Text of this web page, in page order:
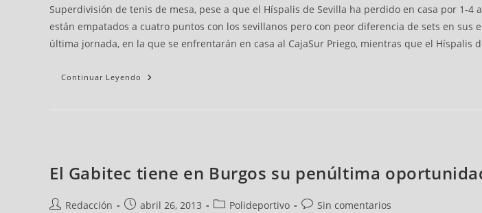
Superdivisión de tenis de mesa, pese a que el Híspalis de Sevilla ha perdido en casa por 1-
están empatados a cuatro puntos con los sevillanos pero con peor diferencia de sets en
última jornada, en la que se enfrentarán en casa al CajaSur Priego, mientras que el Híspalis
Continuar Leyendo
El Gabitec tiene en Burgos su penúltima
Redacción abril 26, 2013 Polideportivo Sin comentarios